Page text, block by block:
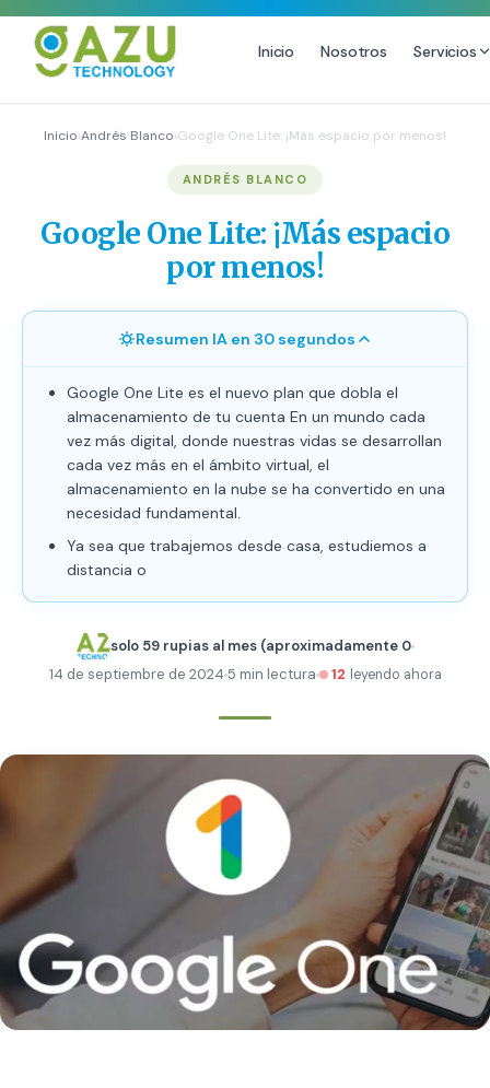
Inicio Nosotros Servicios
Estrategia de Redes Sociales
Publicidad Digital
Growth Youtube ↗
Diseño Gráfico Profesional
Inicio›Andrés Blanco›Google One Lite: ¡Más espacio por menos!
ANDRÉS BLANCO
Google One Lite: ¡Más espacio
por menos!
Resumen IA en 30 segundos
Google One Lite es el nuevo plan que dobla el
almacenamiento de tu cuenta En un mundo cada
vez más digital, donde nuestras vidas se desarrollan
cada vez más en el ámbito virtual, el
almacenamiento en la nube se ha convertido en una
necesidad fundamental.
Ya sea que trabajemos desde casa, estudiemos a
distancia o
solo 59 rupias al mes (aproximadamente 0
14 de septiembre de 2024 5 min lectura 12 leyendo ahora